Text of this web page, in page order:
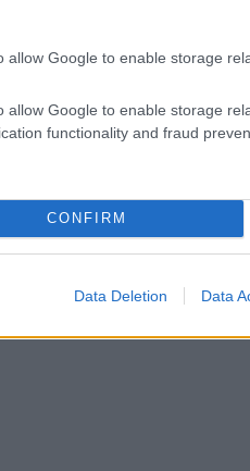
allow Google to enable storage
allow Google to enable storage
functionality and fraud
CONFIRM
Data Deletion Data
di attrarre l’attenzione